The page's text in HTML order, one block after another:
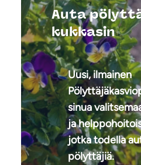
Auta
kukkasin
Uusi, ilmainen
sinua
ja
jotka todella
pölyttäjiä.